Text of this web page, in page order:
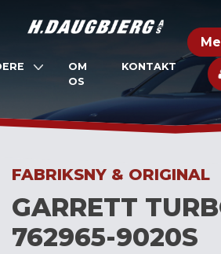
OM
OS
KONTAKT
FABRIKSNY & ORIGINAL
GARRETT
762965-9020S